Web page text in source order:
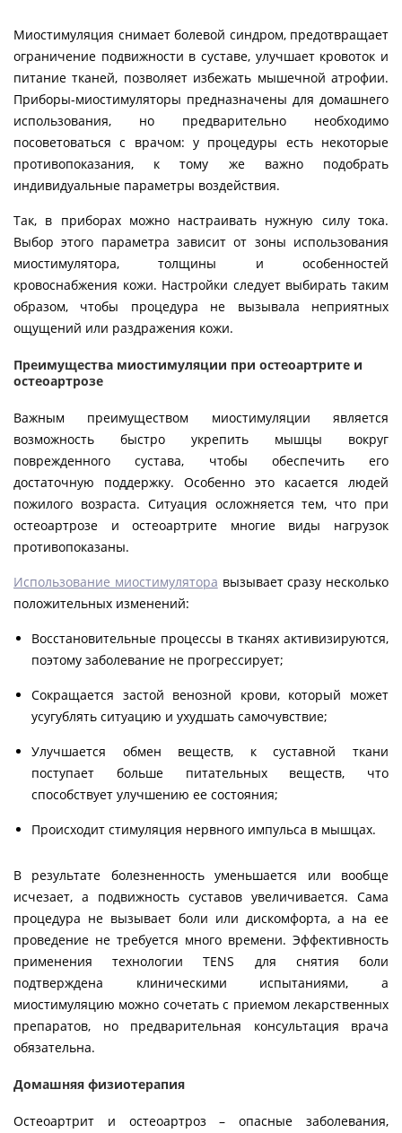
Миостимуляция снимает болевой синдром, предотвращает
ограничение подвижности в суставе, улучшает кровоток и
питание тканей, позволяет избежать мышечной атрофии.
Приборы-миостимуляторы предназначены для домашнего
использования, но предварительно необходимо
посоветоваться с врачом: у процедуры есть некоторые
противопоказания, к тому же важно подобрать
индивидуальные параметры воздействия.
Так, в приборах можно настраивать нужную силу тока.
Выбор этого параметра зависит от зоны использования
миостимулятора, толщины и особенностей
кровоснабжения кожи. Настройки следует выбирать таким
образом, чтобы процедура не вызывала неприятных
ощущений или раздражения кожи.
Преимущества миостимуляции при остеоартрите и
остеоартрозе
Важным преимуществом миостимуляции является
возможность быстро укрепить мышцы вокруг
поврежденного сустава, чтобы обеспечить его
достаточную поддержку. Особенно это касается людей
пожилого возраста. Ситуация осложняется тем, что при
остеоартрозе и остеоартрите многие виды нагрузок
противопоказаны.
Использование миостимулятора вызывает сразу несколько
положительных изменений:
Восстановительные процессы в тканях активизируются,
поэтому заболевание не прогрессирует;
Сокращается застой венозной крови, который может
усугублять ситуацию и ухудшать самочувствие;
Улучшается обмен веществ, к суставной ткани
поступает больше питательных веществ, что
способствует улучшению ее состояния;
Происходит стимуляция нервного импульса в мышцах.
В результате болезненность уменьшается или вообще
исчезает, а подвижность суставов увеличивается. Сама
процедура не вызывает боли или дискомфорта, а на ее
проведение не требуется много времени. Эффективность
применения технологии TENS для снятия боли
подтверждена клиническими испытаниями, а
миостимуляцию можно сочетать с приемом лекарственных
препаратов, но предварительная консультация врача
обязательна.
Домашняя физиотерапия
Остеоартрит и остеоартроз – опасные заболевания,